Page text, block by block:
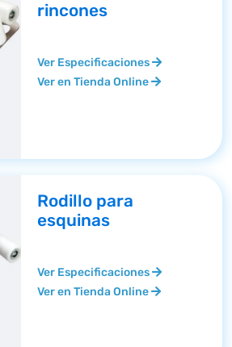
rincones
Ver Especificaciones
Ver en Tienda Online
Rodillo para
esquinas
Ver Especificaciones
Ver en Tienda Online